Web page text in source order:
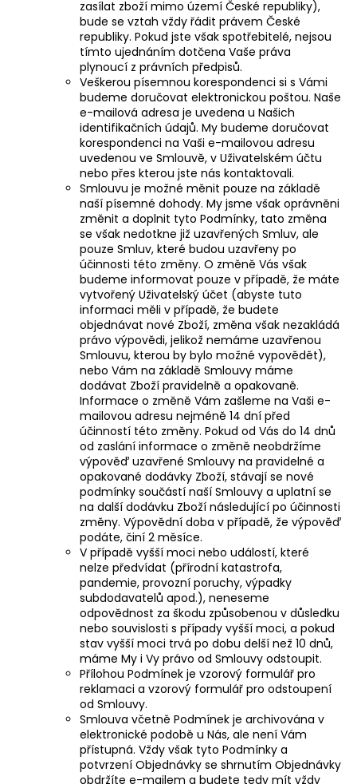
zasílat zboží mimo území České republiky),
bude se vztah vždy řádit právem České
republiky. Pokud jste však spotřebitelé, nejsou
tímto ujednáním dotčena Vaše práva
plynoucí z právních předpisů.
Veškerou písemnou korespondenci si s Vámi
budeme doručovat elektronickou poštou. Naše
e-mailová adresa je uvedena u Našich
identifikačních údajů. My budeme doručovat
korespondenci na Vaši e-mailovou adresu
uvedenou ve Smlouvě, v Uživatelském účtu
nebo přes kterou jste nás kontaktovali.
Smlouvu je možné měnit pouze na základě
naší písemné dohody. My jsme však oprávněni
změnit a doplnit tyto Podmínky, tato změna
se však nedotkne již uzavřených Smluv, ale
pouze Smluv, které budou uzavřeny po
účinnosti této změny. O změně Vás však
budeme informovat pouze v případě, že máte
vytvořený Uživatelský účet (abyste tuto
informaci měli v případě, že budete
objednávat nové Zboží, změna však nezakládá
právo výpovědi, jelikož nemáme uzavřenou
Smlouvu, kterou by bylo možné vypovědět),
nebo Vám na základě Smlouvy máme
dodávat Zboží pravidelně a opakovaně.
Informace o změně Vám zašleme na Vaši e-
mailovou adresu nejméně 14 dní před
účinností této změny. Pokud od Vás do 14 dnů
od zaslání informace o změně neobdržíme
výpověď uzavřené Smlouvy na pravidelné a
opakované dodávky Zboží, stávají se nové
podmínky součástí naší Smlouvy a uplatní se
na další dodávku Zboží následující po účinnosti
změny. Výpovědní doba v případě, že výpověď
podáte, činí 2 měsíce.
V případě vyšší moci nebo událostí, které
nelze předvídat (přírodní katastrofa,
pandemie, provozní poruchy, výpadky
subdodavatelů apod.), neneseme
odpovědnost za škodu způsobenou v důsledku
nebo souvislosti s případy vyšší moci, a pokud
stav vyšší moci trvá po dobu delší než 10 dnů,
máme My i Vy právo od Smlouvy odstoupit.
Přílohou Podmínek je vzorový formulář pro
reklamaci a vzorový formulář pro odstoupení
od Smlouvy.
Smlouva včetně Podmínek je archivována v
elektronické podobě u Nás, ale není Vám
přístupná. Vždy však tyto Podmínky a
potvrzení Objednávky se shrnutím Objednávky
obdržíte e-mailem a budete tedy mít vždy